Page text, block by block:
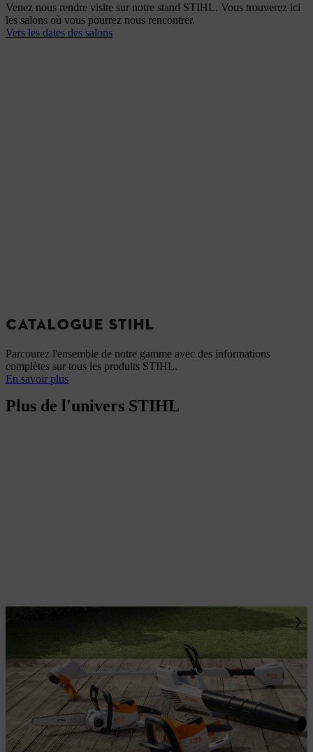
Venez nous rendre visite sur notre stand STIHL. Vous trouverez ici
les salons où vous pourrez nous rencontrer.
Vers les dates des salons
CATALOGUE STIHL
Parcourez l'ensemble de notre gamme avec des informations
complètes sur tous les produits STIHL.
En savoir plus
Plus de l'univers STIHL
Promotions